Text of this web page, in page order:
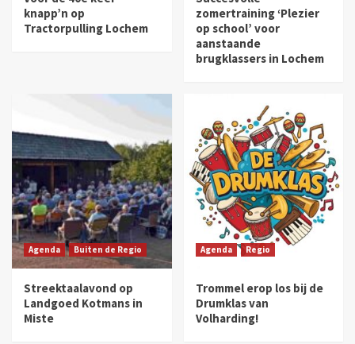
knapp’n op
Tractorpulling Lochem
zomertraining ‘Plezier
op school’ voor
aanstaande
brugklassers in Lochem
Agenda Buiten de Regio
Streektaalavond op
Landgoed Kotmans in
Miste
Agenda Regio
Trommel erop los bij de
Drumklas van
Volharding!